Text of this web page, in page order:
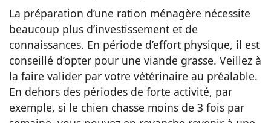
La préparation d’une ration ménagère nécessite
beaucoup plus d’investissement et de
connaissances. En période d’effort physique, il est
conseillé d’opter pour une viande grasse. Veillez à
la faire valider par votre vétérinaire au préalable.
En dehors des périodes de forte activité, par
exemple, si le chien chasse moins de 3 fois par